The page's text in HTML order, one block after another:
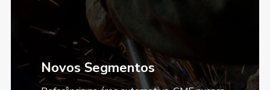
Novos Segmentos